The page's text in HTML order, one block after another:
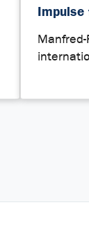
Impulse